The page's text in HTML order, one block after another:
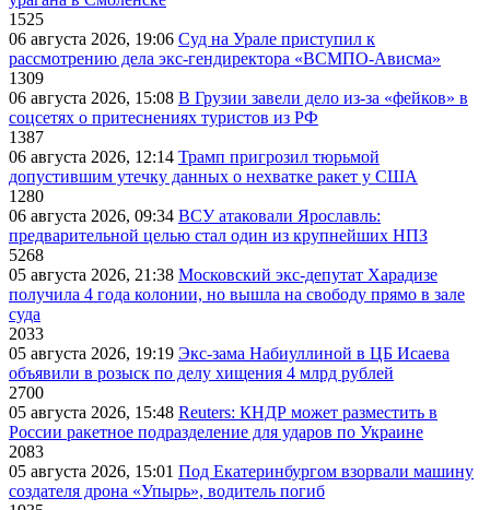
1525
06 августа 2026, 19:06 Суд на Урале приступил к
рассмотрению дела экс-гендиректора «ВСМПО-Ависма»
1309
06 августа 2026, 15:08 В Грузии завели дело из-за «фейков» в
соцсетях о притеснениях туристов из РФ
1387
06 августа 2026, 12:14 Трамп пригрозил тюрьмой
допустившим утечку данных о нехватке ракет у США
1280
06 августа 2026, 09:34 ВСУ атаковали Ярославль:
предварительной целью стал один из крупнейших НПЗ
5268
05 августа 2026, 21:38 Московский экс-депутат Харадизе
получила 4 года колонии, но вышла на свободу прямо в зале
суда
2033
05 августа 2026, 19:19 Экс-зама Набиуллиной в ЦБ Исаева
объявили в розыск по делу хищения 4 млрд рублей
2700
05 августа 2026, 15:48 Reuters: КНДР может разместить в
России ракетное подразделение для ударов по Украине
2083
05 августа 2026, 15:01 Под Екатеринбургом взорвали машину
создателя дрона «Упырь», водитель погиб